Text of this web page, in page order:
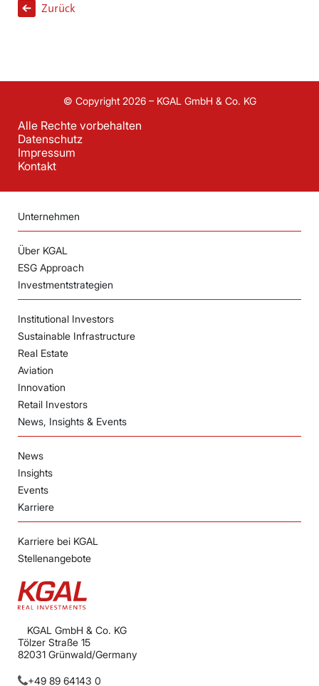
Zurück
© Copyright 2026 – KGAL GmbH & Co. KG
Alle Rechte vorbehalten
Datenschutz
Impressum
Kontakt
KGAL GmbH & Co. KG
Tölzer Straße 15
82031 Grünwald/Germany
+49 89 64143 0
Unternehmen
Über KGAL
ESG Approach
Investmentstrategien
Institutional Investors
Sustainable Infrastructure
Real Estate
Aviation
Innovation
Retail Investors
News, Insights & Events
News
Insights
Events
Karriere
Karriere bei KGAL
Stellenangebote